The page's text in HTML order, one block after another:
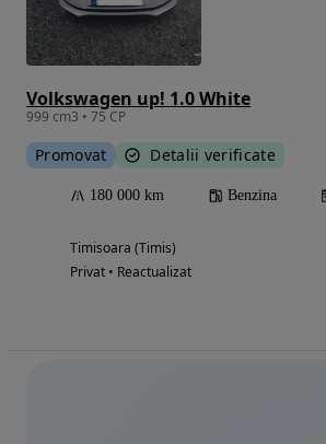
Volkswagen up! 1.0 White
999 cm3 • 75 CP
Promovat Detalii verificate
180 000 km Benzina
Timisoara (Timis)
Privat • Reactualizat